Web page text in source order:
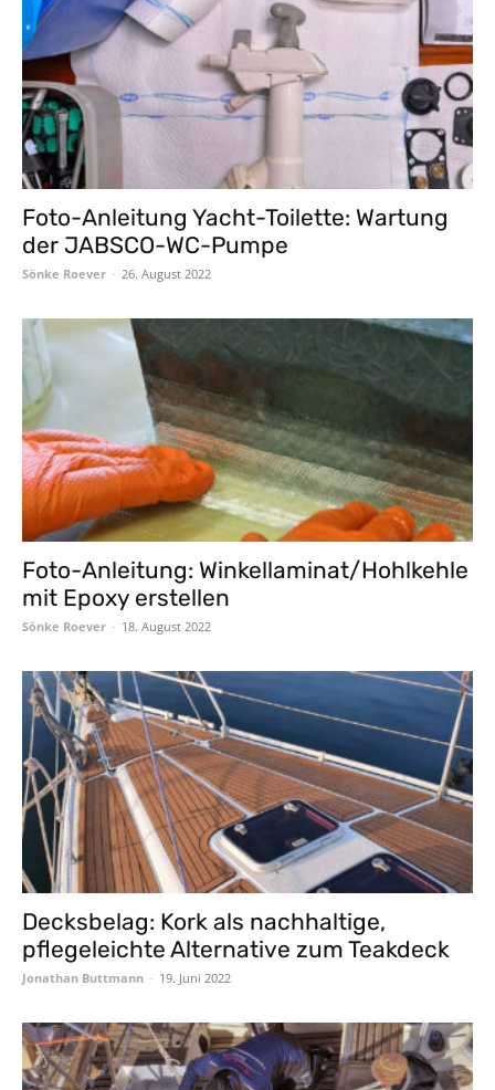
Foto-Anleitung Yacht-Toilette: Wartung
der JABSCO-WC-Pumpe
Sönke Roever - 26. August 2022
Foto-Anleitung: Winkellaminat/Hohlkehle
mit Epoxy erstellen
Sönke Roever - 18. August 2022
Decksbelag: Kork als nachhaltige,
pflegeleichte Alternative zum Teakdeck
Jonathan Buttmann - 19. Juni 2022